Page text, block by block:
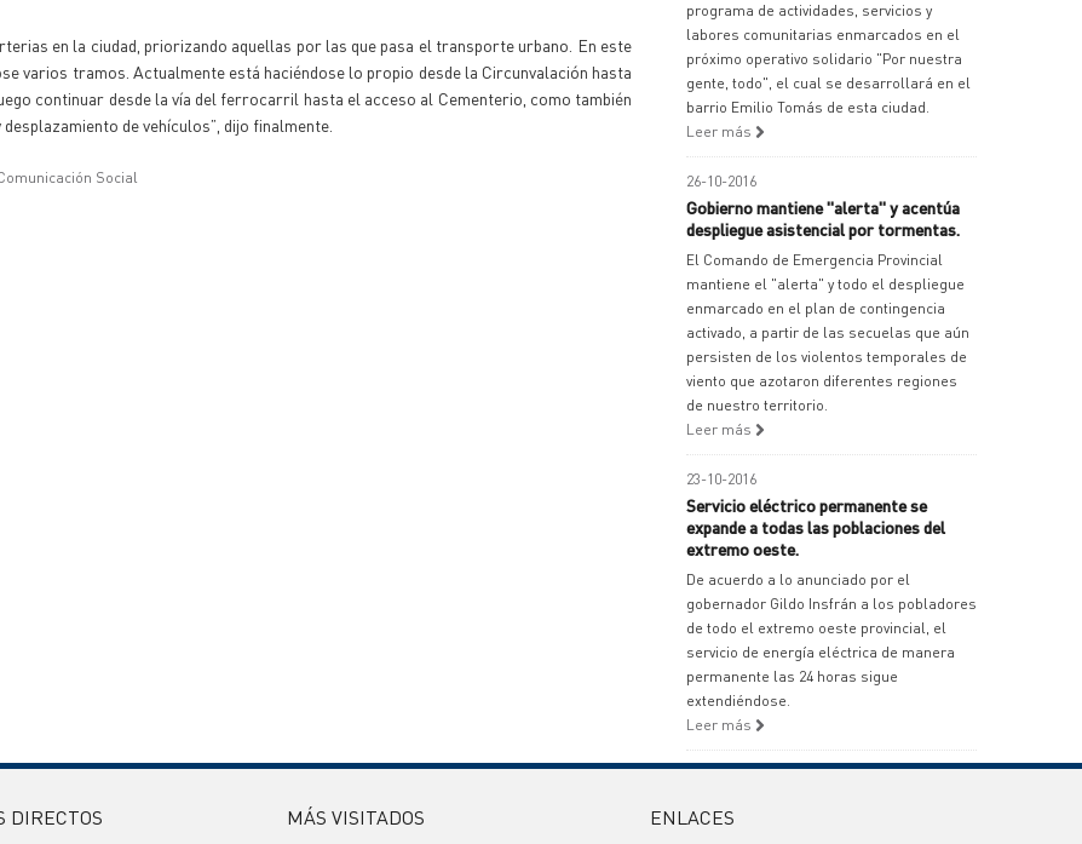
en la ciudad, priorizando aquellas por las que pasa el transporte urbano. En este
varios tramos. Actualmente está haciéndose lo propio desde la Circunvalación hasta
continuar desde la vía del ferrocarril hasta el acceso al Cementerio, como también
de vehículos”, dijo finalmente.
Social
programa de actividades, servicios y
labores comunitarias enmarcados en el
próximo operativo solidario "Por nuestra
gente, todo", el cual se desarrollará en el
barrio Emilio Tomás de esta ciudad.
Leer más
26-10-2016
Gobierno mantiene "alerta" y acentúa
despliegue asistencial por tormentas.
El Comando de Emergencia Provincial
mantiene el "alerta" y todo el despliegue
enmarcado en el plan de contingencia
activado, a partir de las secuelas que aún
persisten de los violentos temporales de
viento que azotaron diferentes regiones
de nuestro territorio.
Leer más
23-10-2016
Servicio eléctrico permanente se
expande a todas las poblaciones del
extremo oeste.
De acuerdo a lo anunciado por el
gobernador Gildo Insfrán a los pobladores
de todo el extremo oeste provincial, el
servicio de energía eléctrica de manera
permanente las 24 horas sigue
extendiéndose.
Leer más
DIRECTOS MÁS VISITADOS ENLACES